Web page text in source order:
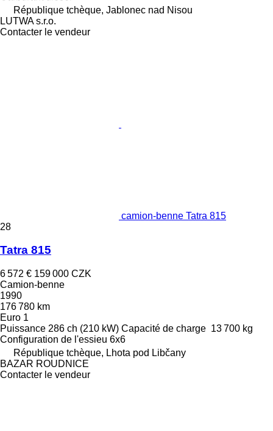
République tchèque, Jablonec nad Nisou
LUTWA s.r.o.
Contacter le vendeur
camion-benne Tatra 815
28
Tatra 815
6 572 € 159 000 CZK
Camion-benne
1990
176 780 km
Euro 1
Puissance 286 ch (210 kW) Capacité de charge 13 700 kg
Configuration de l'essieu 6x6
République tchèque, Lhota pod Libčany
BAZAR ROUDNICE
Contacter le vendeur